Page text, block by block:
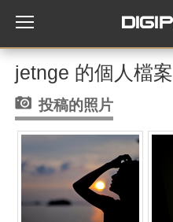
jetnge 的個人檔案
投稿的照片